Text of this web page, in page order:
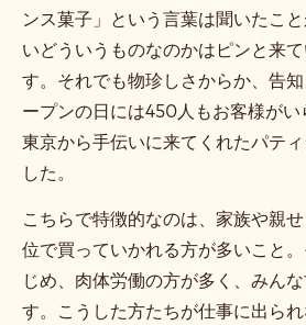
ンス菓子」という言葉は聞いたこ
いどういうものなのかはピンと来
す。それでも物珍しさからか、告
ープンの日には450人もお客様が
東京から手伝いに来てくれたパテ
した。
こちらで特徴的なのは、家族や親
位で買っていかれる方が多いこと
じめ、肉体労働の方が多く、みん
す。こうした方たちが仕事に出ら